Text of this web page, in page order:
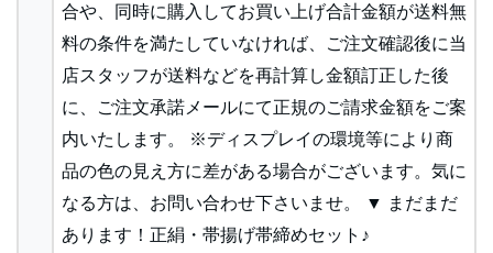
合や、同時に購入してお買い上げ合計金額が送料無
料の条件を満たしていなければ、ご注文確認後に当
店スタッフが送料などを再計算し金額訂正した後
に、ご注文承諾メールにて正規のご請求金額をご案
内いたします。 ※ディスプレイの環境等により商
品の色の見え方に差がある場合がございます。気に
なる方は、お問い合わせ下さいませ。 ▼ まだまだ
あります！正絹・帯揚げ帯締めセット♪